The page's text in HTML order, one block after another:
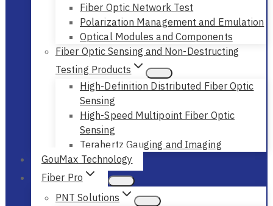
Fiber Optic Network Test
Polarization Management and Emulation
Optical Modules and Components
Fiber Optic Sensing and Non-Destructing
Testing Products
High-Definition Distributed Fiber Optic
Sensing
High-Speed Multipoint Fiber Optic
Sensing
Terahertz Gauging and Imaging
GouMax Technology
Fiber Pro
PNT Solutions